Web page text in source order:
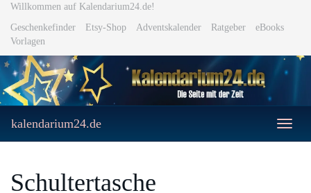
Skip
main
content
Willkommen auf Kalendarium24.de!
Geschenkefinder
Etsy-Shop Adventskalender Ratgeber
eBooks
Vorlagen
Toggle
kalendarium24.de
Schultertasche